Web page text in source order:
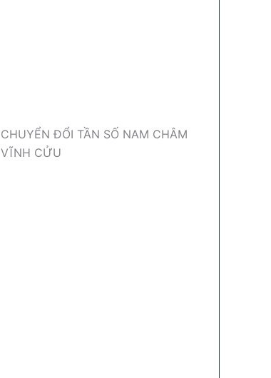
CHUYỂN ĐỔI TẦN SỐ NAM CHÂM
VĨNH CỬU